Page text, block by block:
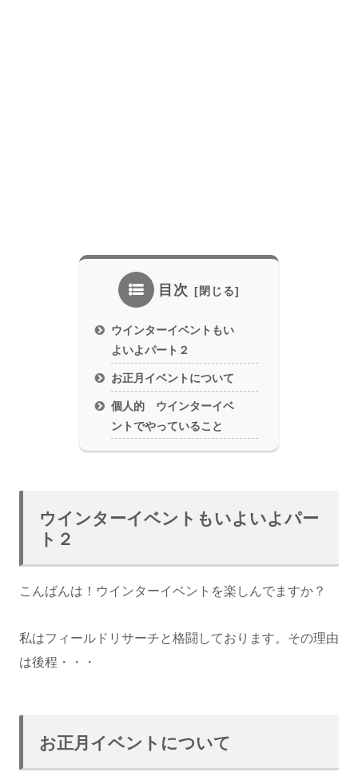
目次
ウインターイベントもい
よいよパート２
お正月イベントについて
個人的 ウインターイベ
ントでやっていること
ウインターイベントもいよいよパー
ト２
こんばんは！ウインターイベントを楽しんでますか？
私はフィールドリサーチと格闘しております。その理由
は後程・・・
お正月イベントについて